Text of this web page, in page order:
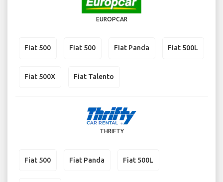
EUROPCAR
Fiat 500 Fiat 500 Fiat Panda Fiat 500L
Fiat 500X Fiat Talento
THRIFTY
Fiat 500 Fiat Panda Fiat 500L